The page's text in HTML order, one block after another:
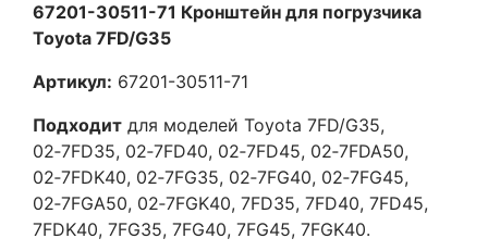
67201-30511-71 Кронштейн для погрузчика
Toyota 7FD/G35
Артикул: 67201-30511-71
Подходит для моделей Toyota 7FD/G35,
02‑7FD35, 02‑7FD40, 02‑7FD45, 02‑7FDA50,
02‑7FDK40, 02‑7FG35, 02‑7FG40, 02‑7FG45,
02‑7FGA50, 02‑7FGK40, 7FD35, 7FD40, 7FD45,
7FDK40, 7FG35, 7FG40, 7FG45, 7FGK40.